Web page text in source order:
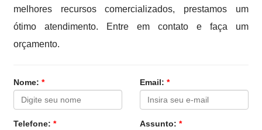
melhores recursos comercializados, prestamos um
ótimo atendimento. Entre em contato e faça um
orçamento.
Nome:* Email: *
Telefone:* Assunto: *